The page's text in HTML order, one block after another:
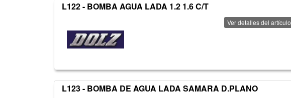
L122 - BOMBA AGUA LADA 1.2 1.6 C/T
Ver detalles del artículo
L123 - BOMBA DE AGUA LADA SAMARA D.PLANO